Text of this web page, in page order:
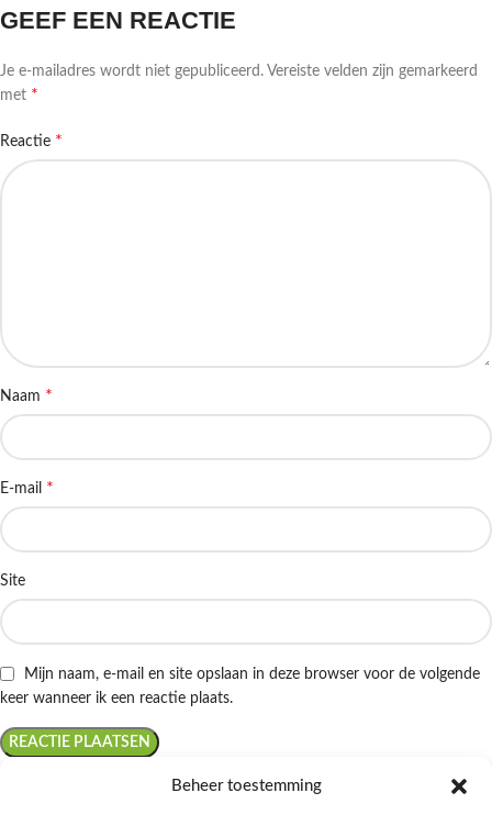
Beheer toestemming
GEEF EEN REACTIE
Je e-mailadres wordt niet gepubliceerd. Vereiste velden zijn gemarkeerd
met *
Reactie *
Naam *
E-mail *
Site
Mijn naam, e-mail en site opslaan in deze browser voor de volgende
keer wanneer ik een reactie plaats.